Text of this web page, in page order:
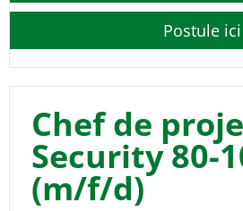
Postule ici
Chef de
Security 80-
(m/f/d)